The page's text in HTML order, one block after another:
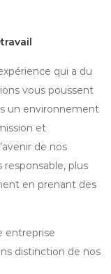
qui a du
vous poussent
un environnement
et
de nos
responsable, plus
en prenant des
entreprise
distinction de nos